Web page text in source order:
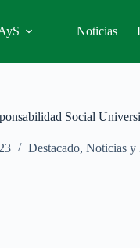
Noticias
Social
Destacado, Noticias y